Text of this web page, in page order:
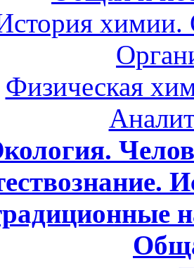
Физическая